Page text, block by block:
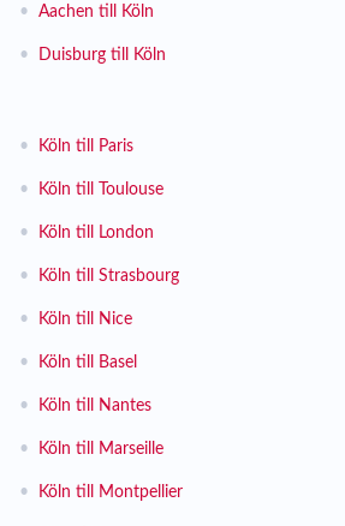
• Aachen till Köln
• Duisburg till Köln
• Köln till Paris
• Köln till Toulouse
• Köln till London
• Köln till Strasbourg
• Köln till Nice
• Köln till Basel
• Köln till Nantes
• Köln till Marseille
• Köln till Montpellier